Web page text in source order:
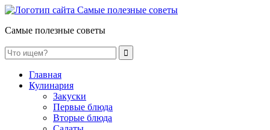
Самые полезные советы
Главная
Кулинария
Закуски
Первые блюда
Вторые блюда